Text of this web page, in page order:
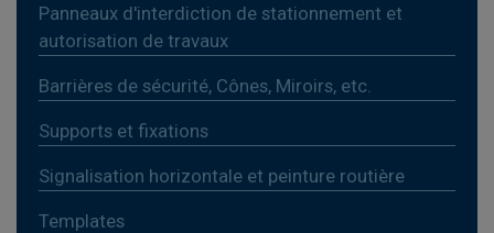
Panneaux d'interdiction de stationnement et
autorisation de travaux
Barrières de sécurité, Cônes, Miroirs, etc.
Supports et fixations
Signalisation horizontale et peinture routière
Templates